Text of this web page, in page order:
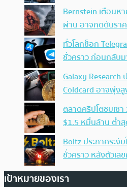
Bernstein เตือนห
ผ่าน อาจกดดันรา
ทั่วโลกช็อก
ชั่วคราว ก่อนกลับ
Galaxy Research
Coldcard อาจพุ่ง
ตลาดคริปโตซบเซ
$1.5 หมื่นล้าน ต่ำ
Boltz ประกาศระงั
ชั่วคราว หลังตัวเล
เป้าหมายของเรา